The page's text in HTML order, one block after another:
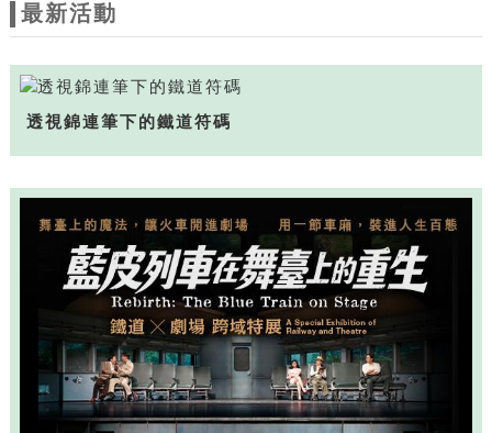
最新活動
透視錦連筆下的鐵道符碼